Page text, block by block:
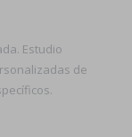
Estudio
de